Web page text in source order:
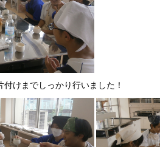
けまでしっかり行いました！